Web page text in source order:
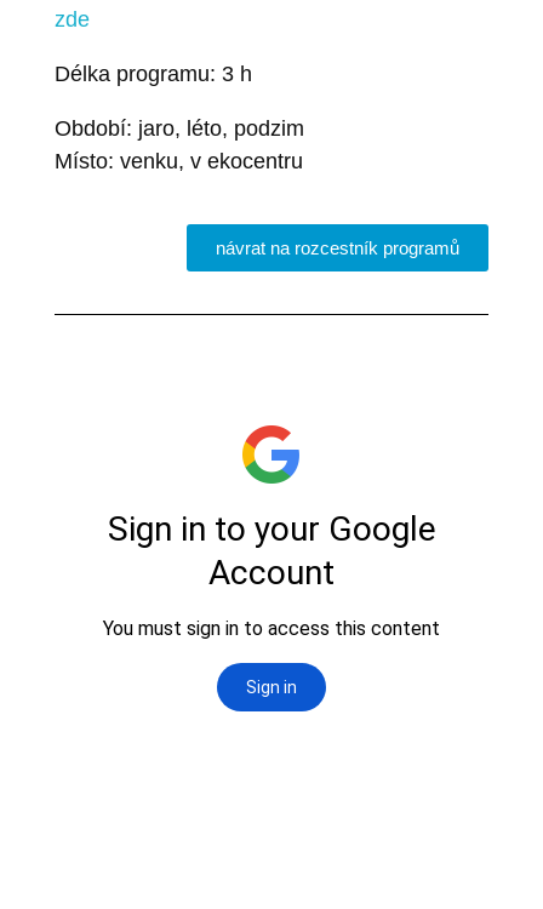
zde
Délka programu: 3 h
Období: jaro, léto, podzim
Místo: venku, v ekocentru
návrat na rozcestník programů